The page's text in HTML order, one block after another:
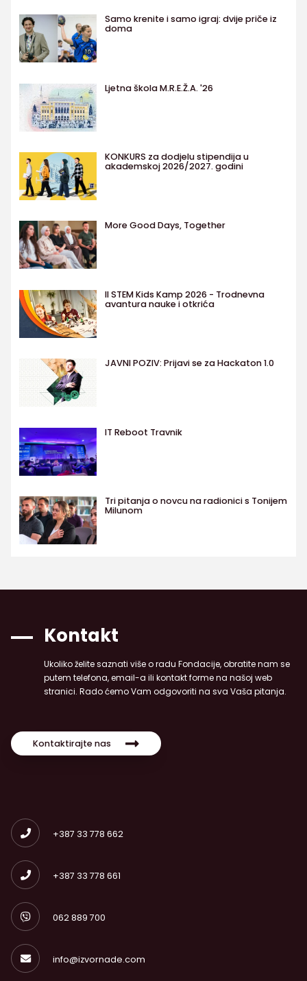
Samo krenite i samo igraj: dvije priče iz
doma
Ljetna škola M.R.E.Ž.A. '26
KONKURS za dodjelu stipendija u
akademskoj 2026/2027. godini
More Good Days, Together
II STEM Kids Kamp 2026 - Trodnevna
avantura nauke i otkrića
JAVNI POZIV: Prijavi se za Hackaton 1.0
IT Reboot Travnik
Tri pitanja o novcu na radionici s Tonijem
Milunom
Kontakt
Ukoliko želite saznati više o radu Fondacije, obratite nam se
putem telefona, email-a ili kontakt forme na našoj web
stranici. Rado ćemo Vam odgovoriti na sva Vaša pitanja.
Kontaktirajte nas
+387 33 778 662
+387 33 778 661
062 889 700
info@izvornade.com